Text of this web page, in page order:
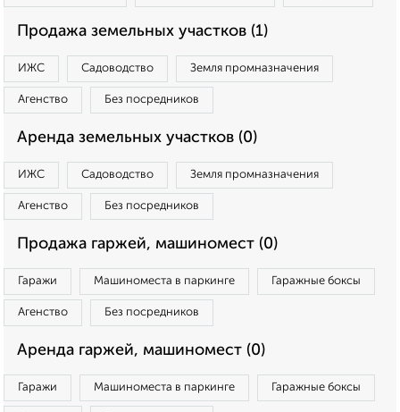
Продажа земельных участков (1)
ИЖС Садоводство Земля промназначения
Агенство Без посредников
Аренда земельных участков (0)
ИЖС Садоводство Земля промназначения
Агенство Без посредников
Продажа гаржей, машиномест (0)
Гаражи Машиноместа в паркинге Гаражные боксы
Агенство Без посредников
Аренда гаржей, машиномест (0)
Гаражи Машиноместа в паркинге Гаражные боксы